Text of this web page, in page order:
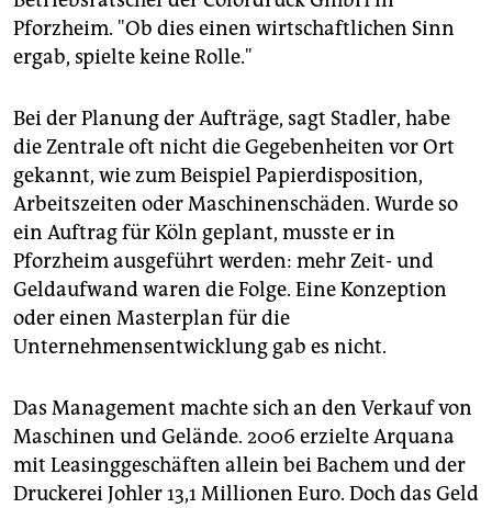
Pforzheim. "Ob dies einen wirtschaftlichen Sinn
ergab, spielte keine Rolle."
Bei der Planung der Aufträge, sagt Stadler, habe
die Zentrale oft nicht die Gegebenheiten vor Ort
gekannt, wie zum Beispiel Papierdisposition,
Arbeitszeiten oder Maschinenschäden. Wurde so
ein Auftrag für Köln geplant, musste er in
Pforzheim ausgeführt werden: mehr Zeit- und
Geldaufwand waren die Folge. Eine Konzeption
oder einen Masterplan für die
Unternehmensentwicklung gab es nicht.
Das Management machte sich an den Verkauf von
Maschinen und Gelände. 2006 erzielte Arquana
mit Leasinggeschäften allein bei Bachem und der
Druckerei Johler 13,1 Millionen Euro. Doch das Geld